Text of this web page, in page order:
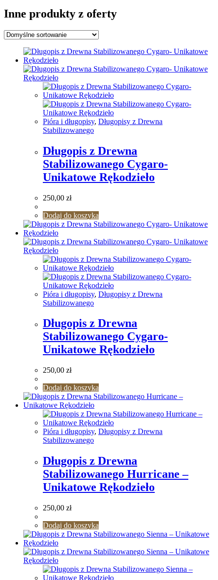
Inne produkty z oferty
Pióra i długopisy, Długopisy z Drewna
Stabilizowanego
Długopis z Drewna
Stabilizowanego Cygaro-
Unikatowe Rękodzieło
250,00 zł
Dodaj do koszyka
Pióra i długopisy, Długopisy z Drewna
Stabilizowanego
Długopis z Drewna
Stabilizowanego Cygaro-
Unikatowe Rękodzieło
250,00 zł
Dodaj do koszyka
Pióra i długopisy, Długopisy z Drewna
Stabilizowanego
Długopis z Drewna
Stabilizowanego Hurricane –
Unikatowe Rękodzieło
250,00 zł
Dodaj do koszyka